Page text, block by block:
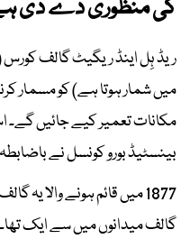
کی منظوری دے دی
ریڈ ہِل اینڈ ریگیٹ گالف
مکانات تعمیر کیے جائیں گے۔
بینسٹیڈ بورو کونسل نے
1877 میں قائم ہونے
گالف میدانوں میں سے ایک